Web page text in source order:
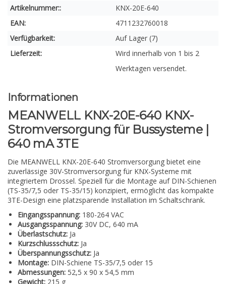
Artikelnummer::
KNX-20E-640
EAN:
4711232760018
Verfügbarkeit:
Auf Lager (7)
Lieferzeit:
Wird innerhalb von 1 bis 2
Werktagen versendet.
Informationen
MEANWELL KNX-20E-640 KNX-
Stromversorgung für Bussysteme |
640 mA 3TE
Die MEANWELL KNX-20E-640 Stromversorgung bietet eine
zuverlässige 30V-Stromversorgung für KNX-Systeme mit
integriertem Drossel. Speziell für die Montage auf DIN-Schienen
(TS-35/7,5 oder TS-35/15) konzipiert, ermöglicht das kompakte
3TE-Design eine platzsparende Installation im Schaltschrank.
Eingangsspannung: 180-264 VAC
Ausgangsspannung: 30V DC, 640 mA
Überlastschutz: Ja
Kurzschlussschutz: Ja
Überspannungsschutz: Ja
Montage: DIN-Schiene TS-35/7,5 oder 15
Abmessungen: 52,5 x 90 x 54,5 mm
Gewicht: 215 g